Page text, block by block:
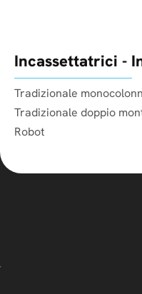
Incassettatrici -
Tradizionale
Tradizionale doppio
Robot